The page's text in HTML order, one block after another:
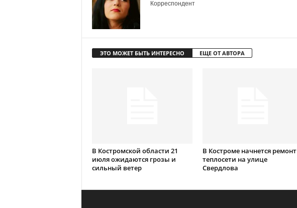
Корреспондент
ЭТО МОЖЕТ БЫТЬ ИНТЕРЕСНО ЕЩЕ ОТ АВТОРА
В Костромской области 21
июля ожидаются грозы и
сильный ветер
В Костроме начнется ремонт
теплосети на улице
Свердлова